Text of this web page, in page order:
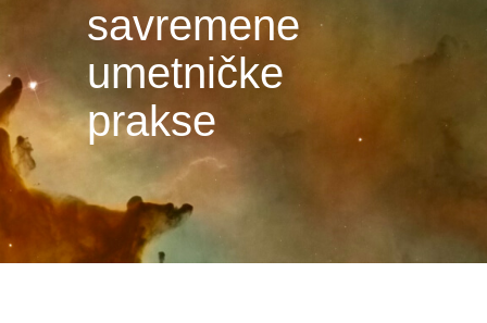
savremene
umetničke
prakse